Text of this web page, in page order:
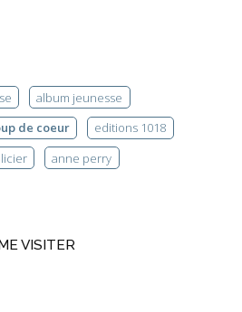
album jeunesse
de coeur
editions 1018
anne perry
VISITER